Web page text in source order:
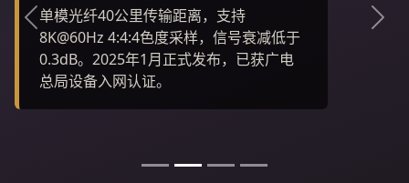
单模光纤40公里传输距离，支持
8K@60Hz 4:4:4色度采样，信号衰减低于
0.3dB。2025年1月正式发布，已获广电
总局设备入网认证。
上一张 下